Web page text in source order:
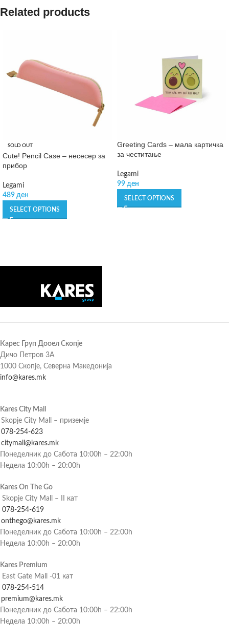
Related products
SOLD OUT
Cute! Pencil Case – несесер за
прибор
Legami
489 ден
SELECT OPTIONS
Greeting Cards – мала картичка
за честитање
Legami
99 ден
SELECT OPTIONS
Карес Груп Дооел Скопје
Дичо Петров 3А
1000 Скопје, Северна Македонија
info@kares.mk
Kares City Mall
Skopje City Mall – приземје
078-254-623
citymall@kares.mk
Понеделник до Сабота 10:00h – 22:00h
Недела 10:00h – 20:00h
Kares On The Go
Skopje City Mall – II кат
078-254-619
onthego@kares.mk
Понеделник до Сабота 10:00h – 22:00h
Недела 10:00h – 20:00h
Kares Premium
East Gate Mall -01 кат
078-254-514
premium@kares.mk
Понеделник до Сабота 10:00h – 22:00h
Недела 10:00h – 20:00h